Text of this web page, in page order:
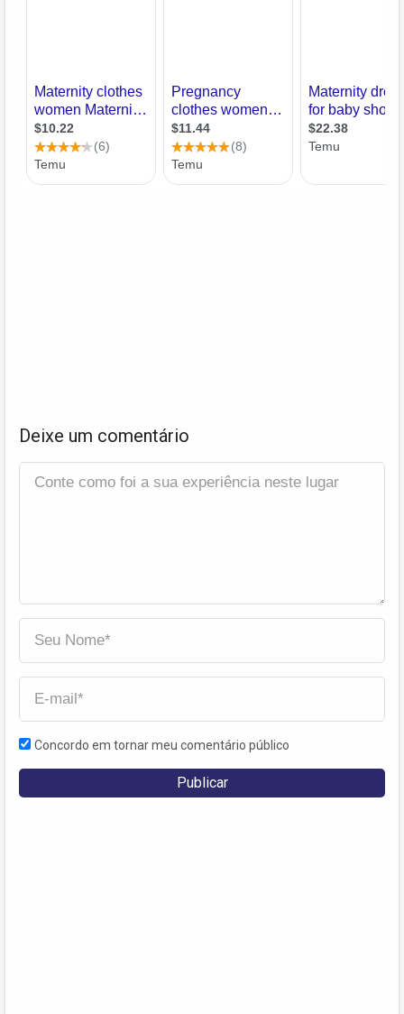
Deixe um comentário
Concordo em tornar meu comentário público